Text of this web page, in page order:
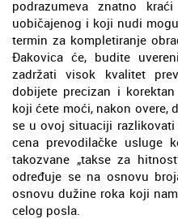
podrazumeva znatno
uobičajenog i koji nudi
termin za kompletiranje
Đakovica će, budite
zadržati visok kvalitet
dobijete precizan i
koji ćete moći, nakon overe,
se u ovoj situaciji
cena prevodilačke usluge
takozvane „takse za
određuje se na osnovu
osnovu dužine roka koji
celog posla.